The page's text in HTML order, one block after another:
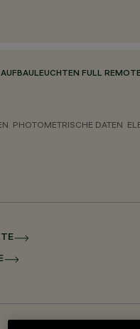
FULL REMOTE
PHOTOMETRISCHE DATEN